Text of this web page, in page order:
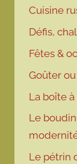
Cuisine
Défis,
Fêtes &
Goûter
La boîte
Le
Le pétrin